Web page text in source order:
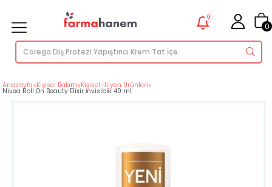
0
0
Anasayfa>Kişisel Bakım>Kişisel Hijyen Ürünleri>
Nivea Roll On Beauty Elixir İnvisible 40 ml